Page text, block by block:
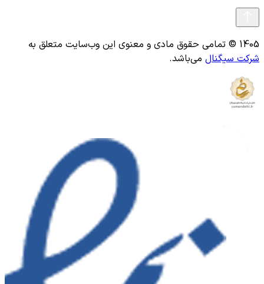
1405 © تمامی حقوق مادی و معنوی این وب‌سایت متعلق به
شرکت سیگنال می‌باشد.